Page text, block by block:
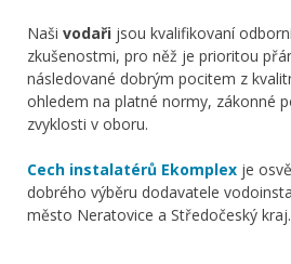
Naši vodaři jsou kvalifikovaní
zkušenostmi, pro něž je prioritou
následované dobrým pocitem z
ohledem na platné normy, zákonné
zvyklosti v oboru.
Cech instalatérů Ekomplex je
dobrého výběru dodavatele
město Neratovice a Středočeský kraj.